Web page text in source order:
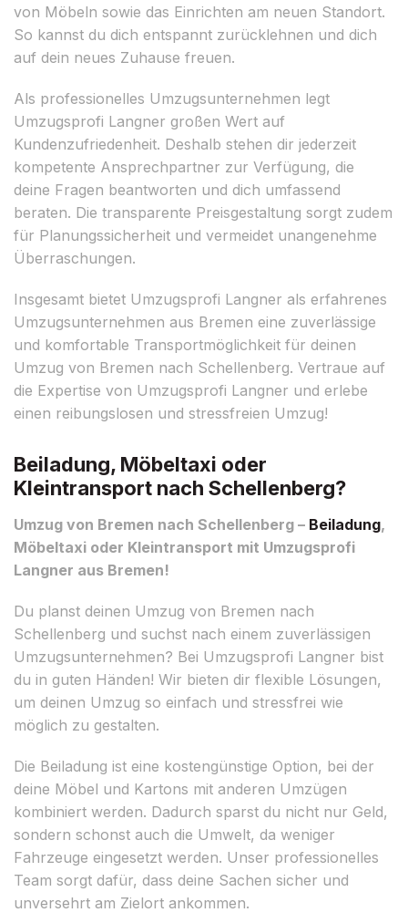
von Möbeln sowie das Einrichten am neuen Standort.
So kannst du dich entspannt zurücklehnen und dich
auf dein neues Zuhause freuen.
Als professionelles Umzugsunternehmen legt
Umzugsprofi Langner großen Wert auf
Kundenzufriedenheit. Deshalb stehen dir jederzeit
kompetente Ansprechpartner zur Verfügung, die
deine Fragen beantworten und dich umfassend
beraten. Die transparente Preisgestaltung sorgt zudem
für Planungssicherheit und vermeidet unangenehme
Überraschungen.
Insgesamt bietet Umzugsprofi Langner als erfahrenes
Umzugsunternehmen aus Bremen eine zuverlässige
und komfortable Transportmöglichkeit für deinen
Umzug von Bremen nach Schellenberg. Vertraue auf
die Expertise von Umzugsprofi Langner und erlebe
einen reibungslosen und stressfreien Umzug!
Beiladung, Möbeltaxi oder
Kleintransport nach Schellenberg?
Umzug von Bremen nach Schellenberg – Beiladung,
Möbeltaxi oder Kleintransport mit Umzugsprofi
Langner aus Bremen!
Du planst deinen Umzug von Bremen nach
Schellenberg und suchst nach einem zuverlässigen
Umzugsunternehmen? Bei Umzugsprofi Langner bist
du in guten Händen! Wir bieten dir flexible Lösungen,
um deinen Umzug so einfach und stressfrei wie
möglich zu gestalten.
Die Beiladung ist eine kostengünstige Option, bei der
deine Möbel und Kartons mit anderen Umzügen
kombiniert werden. Dadurch sparst du nicht nur Geld,
sondern schonst auch die Umwelt, da weniger
Fahrzeuge eingesetzt werden. Unser professionelles
Team sorgt dafür, dass deine Sachen sicher und
unversehrt am Zielort ankommen.